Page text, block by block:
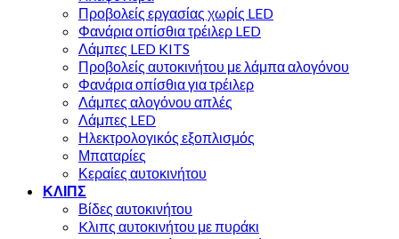
Προβολείς εργασίας χωρίς LED
Φανάρια οπίσθια τρέιλερ LED
Λάμπες LED KITS
Προβολείς αυτοκινήτου με λάμπα αλογόνου
Φανάρια οπίσθια για τρέιλερ
Λάμπες αλογόνου απλές
Λάμπες LED
Ηλεκτρολογικός εξοπλισμός
Μπαταρίες
Κεραίες αυτοκινήτου
ΚΛΙΠΣ
Βίδες αυτοκινήτου
Kλιπς αυτοκινήτου με πυράκι